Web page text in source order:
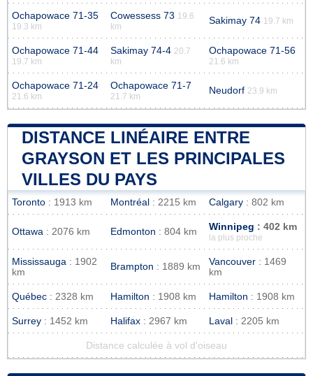
Ochapowace 71-35
19.3 km
Cowessess 73 19.6
km
Sakimay 74 19.7 km
Ochapowace 71-44
19.7 km
Sakimay 74-4 20.7
km
Ochapowace 71-56
21.6 km
Ochapowace 71-24
21.6 km
Ochapowace 71-7
21.7 km
Neudorf 23.9 km
DISTANCE LINÉAIRE ENTRE
GRAYSON ET LES PRINCIPALES
VILLES DU PAYS
Toronto : 1913 km Montréal : 2215 km Calgary : 802 km
Ottawa : 2076 km Edmonton : 804 km Winnipeg : 402 km
la plus proche
Mississauga : 1902
km
Brampton : 1889 km Vancouver : 1469
km
Québec : 2328 km Hamilton : 1908 km Hamilton : 1908 km
Surrey : 1452 km Halifax : 2967 km Laval : 2205 km
Distance calculée à vol d'oiseau